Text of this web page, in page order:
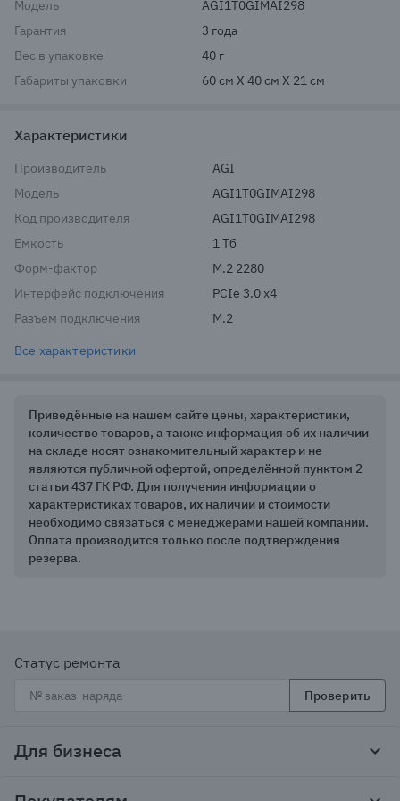
Модель
AGI1T0GIMAI298
Гарантия
3 года
Вес в упаковке
40 г
Габариты упаковки
60 см X 40 см X 21 см
Характеристики
Производитель
AGI
Модель
AGI1T0GIMAI298
Код производителя
AGI1T0GIMAI298
Емкость
1 Тб
Форм-фактор
M.2 2280
Интерфейс подключения
PCIe 3.0 x4
Разъем подключения
M.2
Все характеристики
Приведённые на нашем сайте цены, характеристики,
количество товаров, а также информация об их наличии
на складе носят ознакомительный характер и не
являются публичной офертой, определённой пунктом 2
статьи 437 ГК РФ. Для получения информации о
характеристиках товаров, их наличии и стоимости
необходимо связаться с менеджерами нашей компании.
Оплата производится только после подтверждения
резерва.
Статус ремонта
Проверить
Для бизнеса